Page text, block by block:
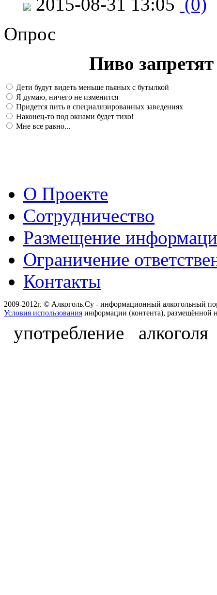
Опрос
Пиво
Дети будут видеть меньше пьяных с бутылкой
Я думаю, ничего не изменится
Придется пить в специализированных заведениях
Наконец-то под окнами будет тихо!
Мне все равно...
О Проекте
Сотрудничество
Размещение
Ограничение
Контакты
2009-2012г. © Алкоголь.Су - информационный алкогольный
Условия использования информации (контента), размещённой
употребление